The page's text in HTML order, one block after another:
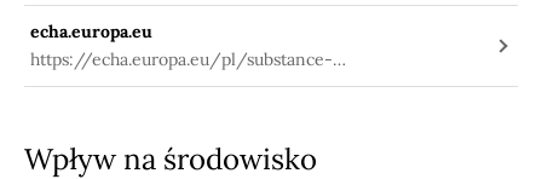
echa.europa.eu
https://echa.europa.eu/pl/substance-
information/-/substanceinfo/100.111.163
Wpływ na środowisko